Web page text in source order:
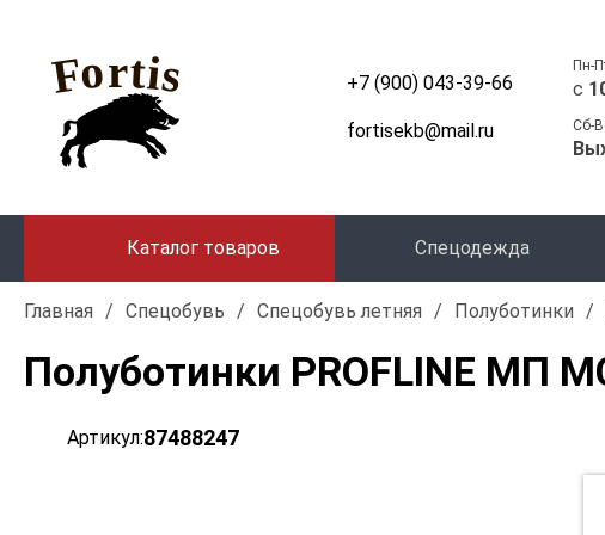
+7 (900) 043-39-66
fortisekb@mail.ru
Пн-
c
Сб-
Каталог товаров Спецодежда
Главная / Спецобувь / Спецобувь летняя / Полуботинки /
Полуботинки PROFLINE МП
Артикул:87488247